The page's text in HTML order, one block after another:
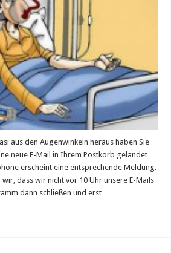
aus den Augenwinkeln heraus haben Sie
neue E-Mail in Ihrem Postkorb gelandet
erscheint eine entsprechende Meldung.
dass wir nicht vor 10 Uhr unsere E-Mails
dann schließen und erst …